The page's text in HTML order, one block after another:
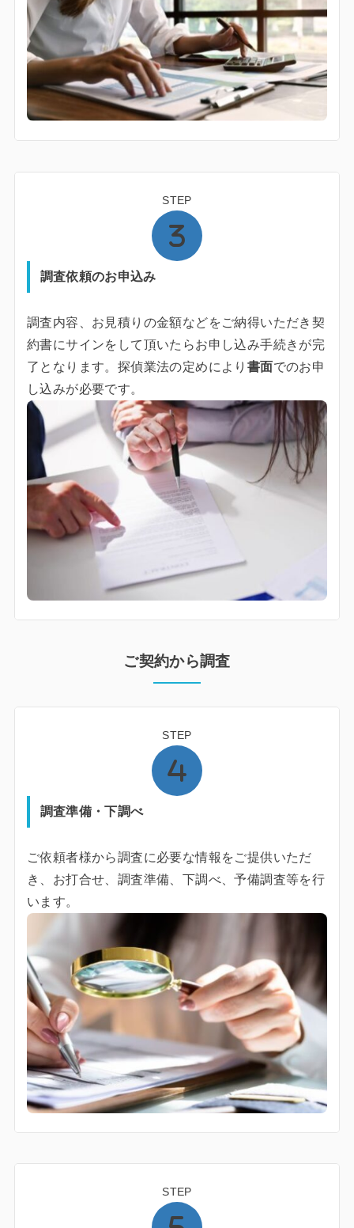
STEP
調査依頼のお申込み
調査内容、お見積りの金額などをご納得いただき契
約書にサインをして頂いたらお申し込み手続きが完
了となります。探偵業法の定めにより 書面でのお申
し込みが必要です。
ご契約から調査
STEP
調査準備・下調べ
ご依頼者様から調査に必要な情報をご提供いただ
き、お打合せ、調査準備、下調べ、予備調査等を行
います。
STEP